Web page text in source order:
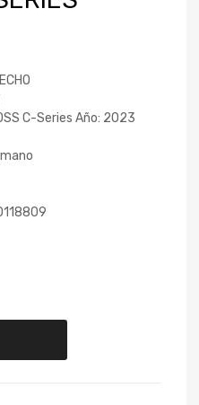
C-Series Año: 2023